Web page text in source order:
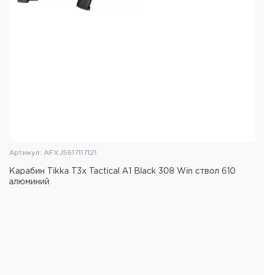
Артикул: AFXJ5617117121
Карабин Tikka T3x Tactical A1 Black 308 Win ствол 610
алюминий